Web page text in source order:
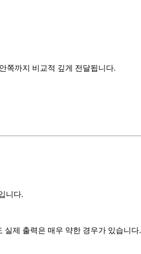
쪽까지 비교적 깊게 전달됩니다.
니다.
실제 출력은 매우 약한 경우가 있습니다.